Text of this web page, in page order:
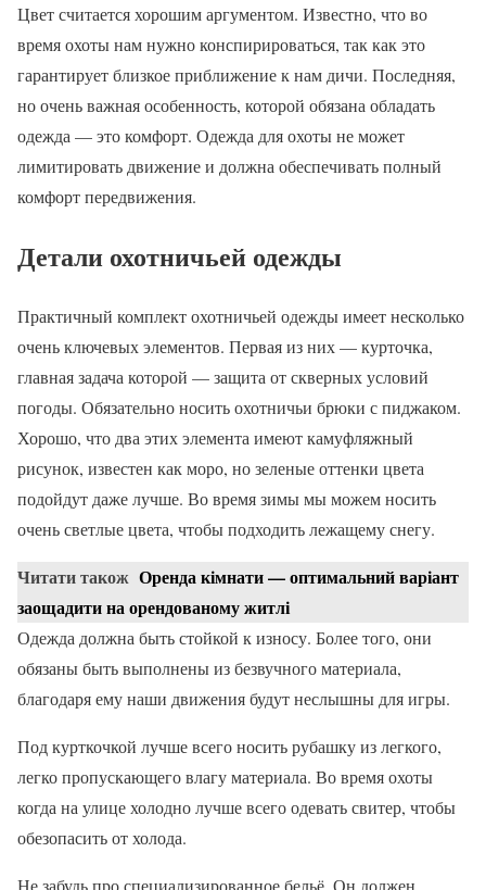
Цвет считается хорошим аргументом. Известно, что во
время охоты нам нужно конспирироваться, так как это
гарантирует близкое приближение к нам дичи. Последняя,
но очень важная особенность, которой обязана обладать
одежда — это комфорт. Одежда для охоты не может
лимитировать движение и должна обеспечивать полный
комфорт передвижения.
Детали охотничьей одежды
Практичный комплект охотничьей одежды имеет несколько
очень ключевых элементов. Первая из них — курточка,
главная задача которой — защита от скверных условий
погоды. Обязательно носить охотничьи брюки с пиджаком.
Хорошо, что два этих элемента имеют камуфляжный
рисунок, известен как моро, но зеленые оттенки цвета
подойдут даже лучше. Во время зимы мы можем носить
очень светлые цвета, чтобы подходить лежащему снегу.
Читати також Оренда кімнати — оптимальний варіант
заощадити на орендованому житлі
Одежда должна быть стойкой к износу. Более того, они
обязаны быть выполнены из безвучного материала,
благодаря ему наши движения будут неслышны для игры.
Под курткочкой лучше всего носить рубашку из легкого,
легко пропускающего влагу материала. Во время охоты
когда на улице холодно лучше всего одевать свитер, чтобы
обезопасить от холода.
Не забудь про специализированное бельё. Он должен